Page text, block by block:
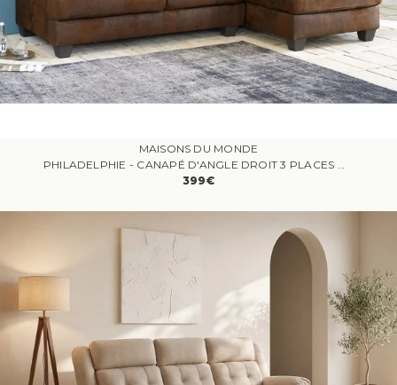
MAISONS DU MONDE
PHILADELPHIE - CANAPÉ D'ANGLE DROIT 3 PLACES MICROFIBRE MARRON
399€